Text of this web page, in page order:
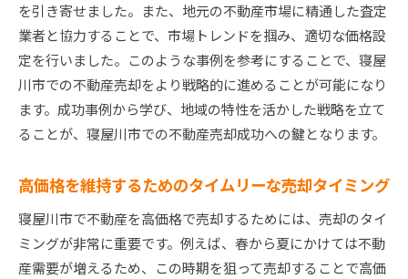
を引き寄せました。また、地元の不動産市場に精通した査定
業者と協力することで、市場トレンドを掴み、適切な価格設
定を行いました。このような事例を参考にすることで、寝屋
川市での不動産売却をより戦略的に進めることが可能になり
ます。成功事例から学び、地域の特性を活かした戦略を立て
ることが、寝屋川市での不動産売却成功への鍵となります。
高価格を維持するためのタイムリーな売却タイミング
寝屋川市で不動産を高価格で売却するためには、売却のタイ
ミングが非常に重要です。例えば、春から夏にかけては不動
産需要が増えるため、この時期を狙って売却することで高価